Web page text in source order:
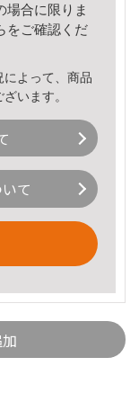
場合に限りま
をご確認くだ
よって、商品
います。
て